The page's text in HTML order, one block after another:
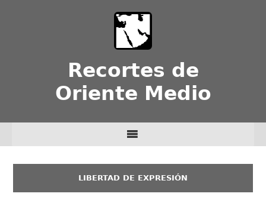
Recortes de
Oriente Medio
LIBERTAD DE EXPRESIÓN